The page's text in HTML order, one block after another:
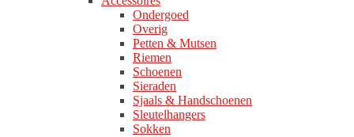
Ondergoed
Overig
Petten & Mutsen
Riemen
Schoenen
Sieraden
Sjaals & Handschoenen
Sleutelhangers
Sokken